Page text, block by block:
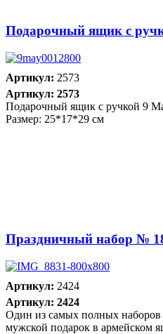
Подарочный ящик с
Артикул: 2573
Артикул: 2573
Подарочный ящик с ручкой 9
Размер: 25*17*29 см
Праздничный набор №
Артикул: 2424
Артикул: 2424
Один из самых полных наборов
мужской подарок в армейском